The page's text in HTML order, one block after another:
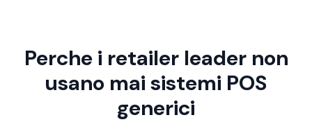
Perche i retailer leader non
usano mai sistemi POS
generici